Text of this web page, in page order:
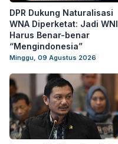
DPR Dukung Naturalisasi
WNA Diperketat: Jadi WNI
Harus Benar-benar
“Mengindonesia”
Minggu, 09 Agustus 2026